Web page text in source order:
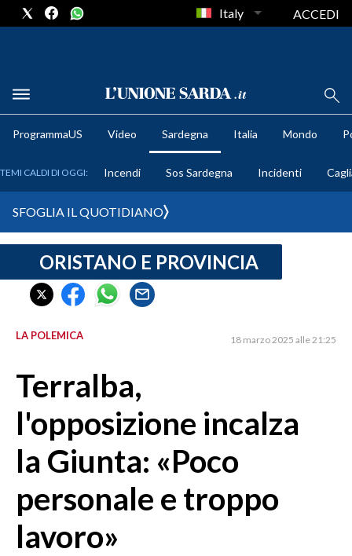
METEO
CRONACA SARDEGNA
CAGLIARI
SULCIS IGLESIENTE
ORISTANO E PROVINCIA
GALLURA
NUORO E PROVINCIA
OGLIASTRA
AGENDA
CRONACA
Italy ACCEDI
ProgrammaUS Video Sardegna Italia Mondo
TEMI CALDI DI OGGI: Incendi Sos Sardegna Incidenti
SFOGLIA IL QUOTIDIANO
ORISTANO E PROVINCIA
LA POLEMICA 18 marzo 2025 alle 21:25
Terralba,
l'opposizione incalza
la Giunta: «Poco
personale e troppo
lavoro»